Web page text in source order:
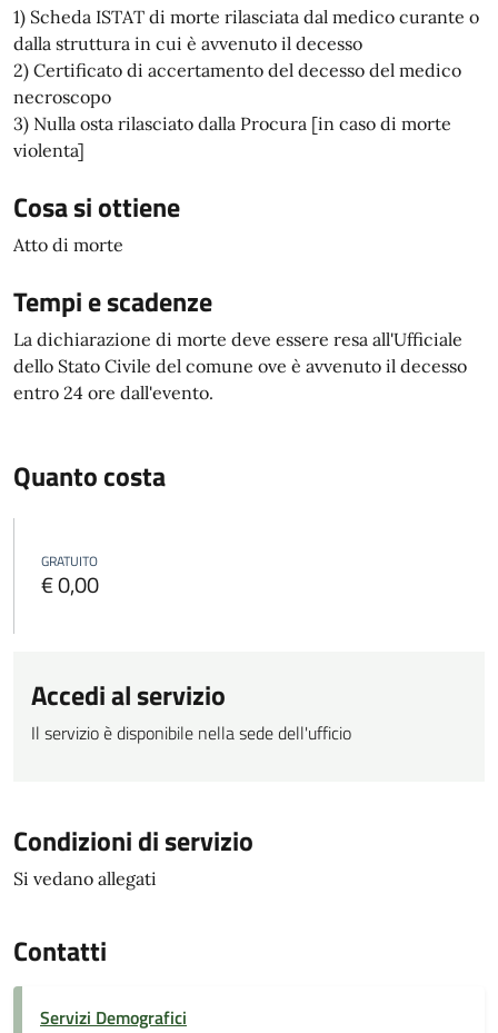
1) Scheda ISTAT di morte rilasciata dal medico curante o
dalla struttura in cui è avvenuto il decesso
2) Certificato di accertamento del decesso del medico
necroscopo
3) Nulla osta rilasciato dalla Procura [in caso di morte
violenta]
Cosa si ottiene
Atto di morte
Tempi e scadenze
La dichiarazione di morte deve essere resa all'Ufficiale
dello Stato Civile del comune ove è avvenuto il decesso
entro 24 ore dall'evento.
Quanto costa
GRATUITO
€ 0,00
Accedi al servizio
Il servizio è disponibile nella sede dell'ufficio
Condizioni di servizio
Si vedano allegati
Contatti
Servizi Demografici